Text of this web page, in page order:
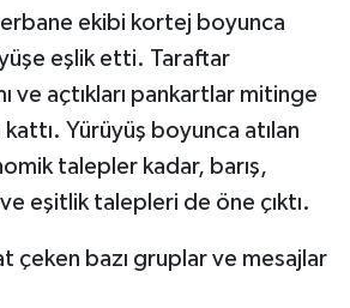
ekibi kortej boyunca
eşlik etti. Taraftar
ve açtıkları pankartlar mitinge
Yürüyüş boyunca atılan
talepler kadar, barış,
eşitlik talepleri de öne çıktı.
çeken bazı gruplar ve mesajlar